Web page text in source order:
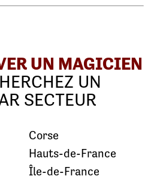
UN MAGICIEN
UN
SECTEUR
Corse
Hauts-de-France
Île-de-France